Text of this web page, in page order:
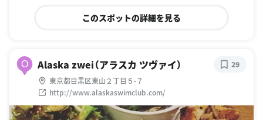
このスポットの詳細を見る
O Alaska zwei（アラスカ ツヴァイ）
東京都目黒区東山２丁目５-７
http://www.alaskaswimclub.com/
29